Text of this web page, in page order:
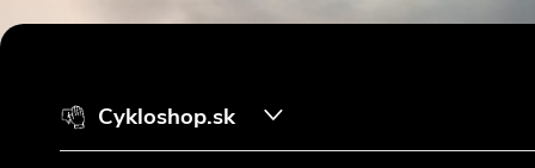
Z
Cykloshop.sk